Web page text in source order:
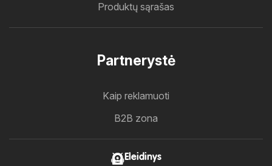
Produktų sąrašas
Partnerystė
Kaip reklamuoti
B2B zona
Eleidinys